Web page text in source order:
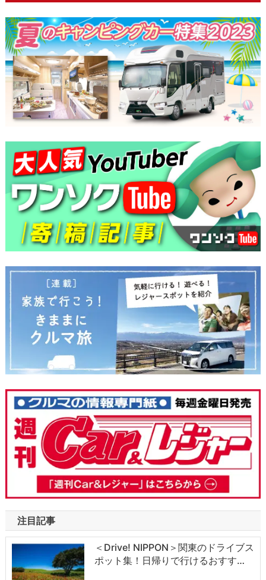
注目記事
＜Drive! NIPPON＞関東のドライブス
ポット集！日帰りで行けるおすす…